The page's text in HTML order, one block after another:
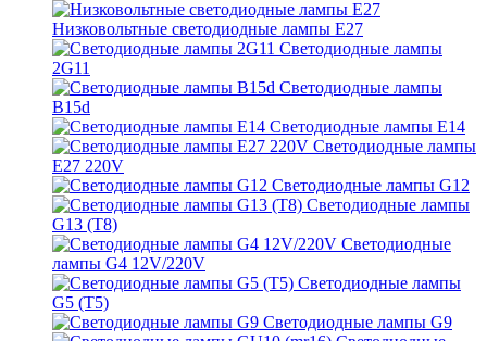
Низковольтные светодиодные лампы E27
Светодиодные лампы
2G11
Светодиодные лампы
B15d
Светодиодные лампы E14
Светодиодные лампы
E27 220V
Светодиодные лампы G12
Светодиодные лампы
G13 (T8)
Светодиодные
лампы G4 12V/220V
Светодиодные лампы
G5 (T5)
Светодиодные лампы G9